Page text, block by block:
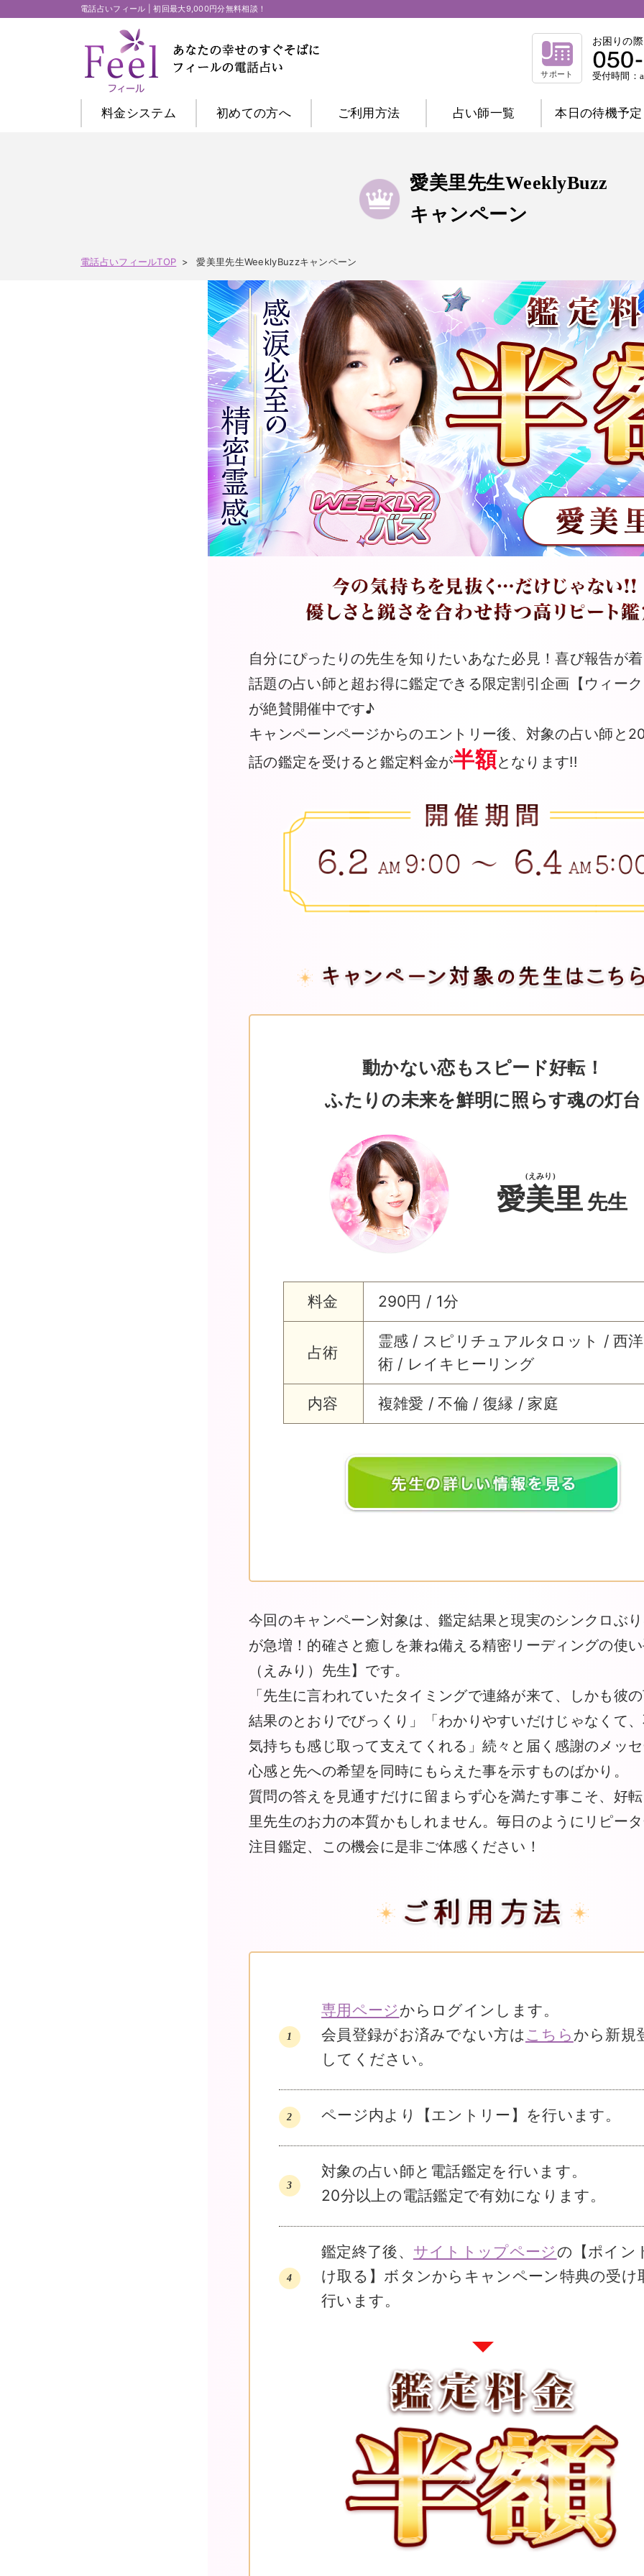
電話占いフィール | 初回最大9,000円分無料相談！
サポート
お困りの
受付時間：
料金システム 初めての方へ ご利用方法 占い師一覧
不倫相談
縁結び相談
仕事相談
前世相談
家庭相談
チャネリング
オーラ
西洋占星術
数秘術
マヤ暦 易 タロット
本日の待機予定
愛美里先生WeeklyBuzz
キャンペーン
電話占いフィールTOP 愛美里先生WeeklyBuzzキャンペーン
自分にぴったりの先生を知りたいあなた必見！喜び報告が
話題の占い師と超お得に鑑定できる限定割引企画【ウィー
が絶賛開催中です♪
キャンペーンページからのエントリー後、対象の占い師と
話の鑑定を受けると鑑定料金が半額となります!!
動かない恋もスピード好転！
ふたりの未来を鮮明に照らす魂の灯台
(えみり)
愛美里 先生
料金 290円 / 1分
占術
霊感 / スピリチュアルタロット / 西
術 / レイキヒーリング
内容 複雑愛 / 不倫 / 復縁 / 家庭
今回のキャンペーン対象は、鑑定結果と現実のシンクロぶ
が急増！的確さと癒しを兼ね備える精密リーディングの使
（えみり）先生】です。
「先生に言われていたタイミングで連絡が来て、しかも彼
結果のとおりでびっくり」「わかりやすいだけじゃなくて
気持ちも感じ取って支えてくれる」続々と届く感謝のメッ
心感と先への希望を同時にもらえた事を示すものばかり。
質問の答えを見通すだけに留まらず心を満たす事こそ、好
里先生のお力の本質かもしれません。毎日のようにリピー
注目鑑定、この機会に是非ご体感ください！
専用ページからログインします。
会員登録がお済みでない方は こちら から新規
してください。
ページ内より【エントリー】を行います。
対象の占い師と電話鑑定を行います。
20分以上の電話鑑定で有効になります。
鑑定終了後、 サイトトップページの【ポイン
け取る】ボタンからキャンペーン特典の受け
行います。